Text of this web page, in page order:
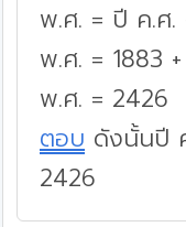
พ.ศ. = ปี ค.ศ.
พ.ศ. = 1883
พ.ศ. = 2426
ตอบ ดังนั้นปี
2426